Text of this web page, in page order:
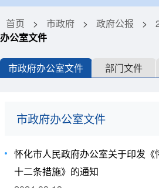
首页 > 市政府 > 政府公报 >
办公室文件
市政府办公室文件 部门文件
市政府办公室文件
怀化市人民政府办公室关于印发
十二条措施》的通知